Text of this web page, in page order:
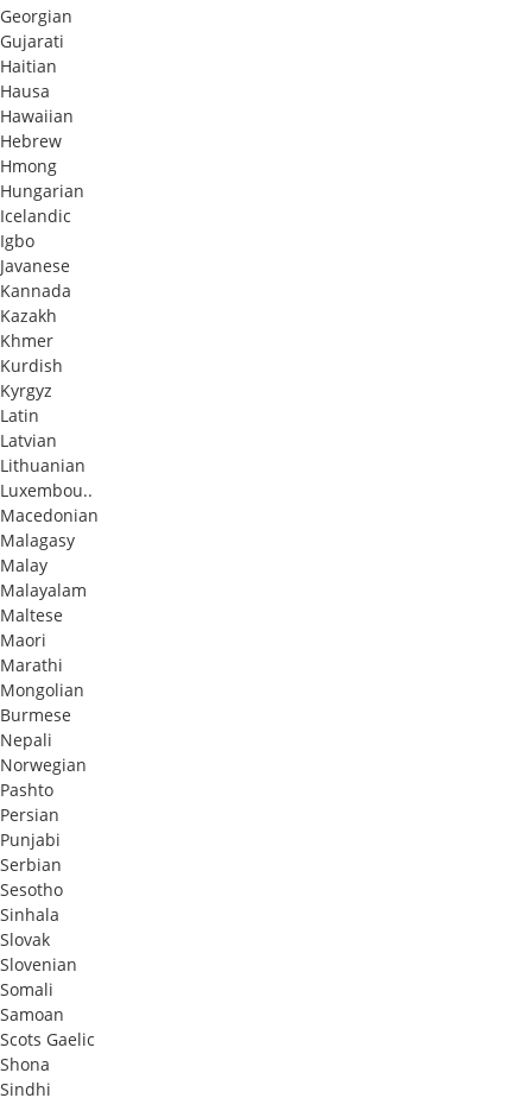
Georgian
Gujarati
Haitian
Hausa
Hawaiian
Hebrew
Hmong
Hungarian
Icelandic
Igbo
Javanese
Kannada
Kazakh
Khmer
Kurdish
Kyrgyz
Latin
Latvian
Lithuanian
Luxembou..
Macedonian
Malagasy
Malay
Malayalam
Maltese
Maori
Marathi
Mongolian
Burmese
Nepali
Norwegian
Pashto
Persian
Punjabi
Serbian
Sesotho
Sinhala
Slovak
Slovenian
Somali
Samoan
Scots Gaelic
Shona
Sindhi